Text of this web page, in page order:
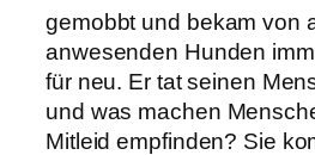
gemobbt und bekam von
anwesenden Hunden
für neu. Er tat seinen
und was machen
Mitleid empfinden? Sie